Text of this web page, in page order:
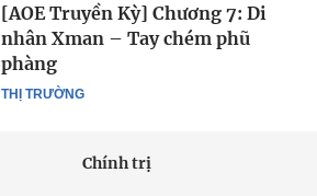
THỊ TRƯỜNG
[AOE Truyền Kỳ] Chương 7: Di
nhân Xman – Tay chém phũ
phàng
Chính trị